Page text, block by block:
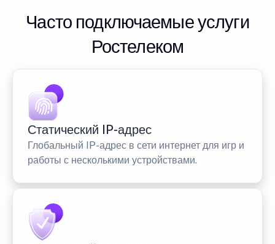
Часто подключаемые услуги
Ростелеком
Статический IP-адрес
Глобальный IP-адрес в сети интернет для игр и
работы с несколькими устройствами.